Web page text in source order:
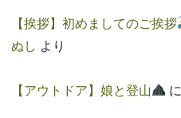
【挨拶】初めましてのご挨拶
ぬし より
【アウトドア】娘と登山 に